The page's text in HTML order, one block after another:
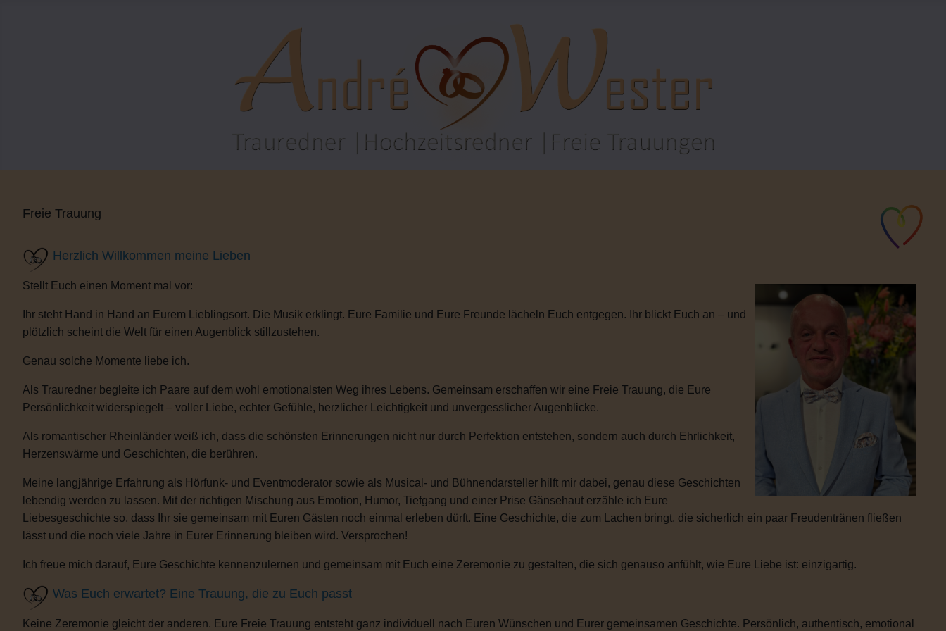
Freie Trauung
Herzlich Willkommen meine Lieben
Stellt Euch einen Moment mal vor:
Ihr steht Hand in Hand an Eurem Lieblingsort. Die Musik erklingt. Eure Familie und Eure Freunde lächeln Euch entgegen. Ihr blickt Euch an – und
plötzlich scheint die Welt für einen Augenblick stillzustehen.
Genau solche Momente liebe ich.
Als Trauredner begleite ich Paare auf dem wohl emotionalsten Weg ihres Lebens. Gemeinsam erschaffen wir eine Freie Trauung, die Eure
Persönlichkeit widerspiegelt – voller Liebe, echter Gefühle, herzlicher Leichtigkeit und unvergesslicher Augenblicke.
Als romantischer Rheinländer weiß ich, dass die schönsten Erinnerungen nicht nur durch Perfektion entstehen, sondern auch durch Ehrlichkeit,
Herzenswärme und Geschichten, die berühren.
Meine langjährige Erfahrung als Hörfunk- und Eventmoderator sowie als Musical- und Bühnendarsteller hilft mir dabei, genau diese Geschichten
lebendig werden zu lassen. Mit der richtigen Mischung aus Emotion, Humor, Tiefgang und einer Prise Gänsehaut erzähle ich Eure
Liebesgeschichte so, dass Ihr sie gemeinsam mit Euren Gästen noch einmal erleben dürft. Eine Geschichte, die zum Lachen bringt, die sicherlich ein paar Freudentränen fließen
lässt und die noch viele Jahre in Eurer Erinnerung bleiben wird. Versprochen!
Ich freue mich darauf, Eure Geschichte kennenzulernen und gemeinsam mit Euch eine Zeremonie zu gestalten, die sich genauso anfühlt, wie Eure Liebe ist: einzigartig.
Was Euch erwartet? Eine Trauung, die zu Euch passt
Keine Zeremonie gleicht der anderen. Eure Freie Trauung entsteht ganz individuell nach Euren Wünschen und Eurer gemeinsamen Geschichte. Persönlich, authentisch, emotional